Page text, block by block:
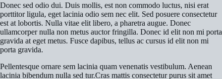
Donec sed odio dui. Duis mollis, est non commodo luctus, nisi erat
porttitor ligula, eget lacinia odio sem nec elit. Sed posuere consectetur
est at lobortis. Nulla vitae elit libero, a pharetra augue. Donec
ullamcorper nulla non metus auctor fringilla. Donec id elit non mi porta
gravida at eget metus. Fusce dapibus, tellus ac cursus id elit non mi
porta gravida.
Pellentesque ornare sem lacinia quam venenatis vestibulum. Aenean
lacinia bibendum nulla sed tur.Cras mattis consectetur purus sit amet